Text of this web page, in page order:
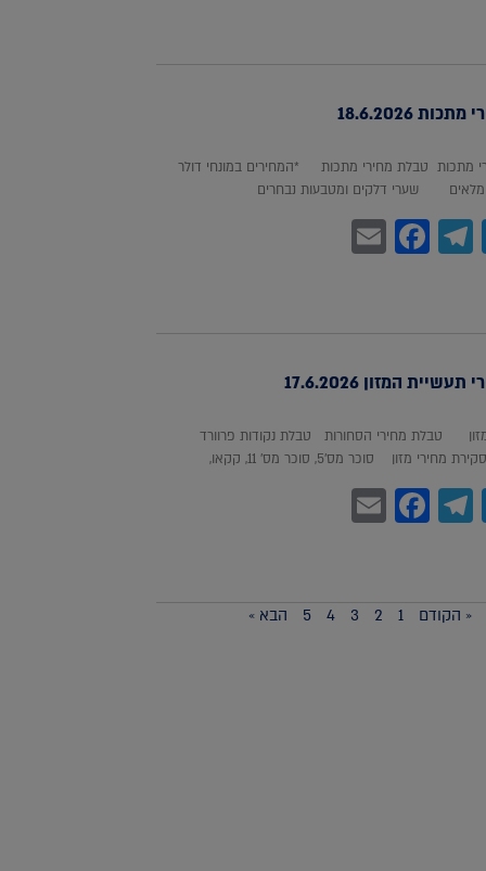
18.6.2026
מתכות טבלת מחירי מתכות *המחירים במונחי דולר
שערי דלקים ומטבעות נבחרים
Twitter
Telegram
Facebook
Email
המזון 17.6.2026
טבלת מחירי הסחורות טבלת נקודות פרוורד
מזון סוכר מס'5, סוכר מס' 11, קקאו,
Twitter
Telegram
Facebook
Email
« הקודם 1
2
3
4
5 הבא »